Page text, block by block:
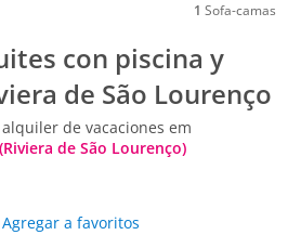
1 Sofa-camas
con piscina y
de São Lourenço
de vacaciones em
de São Lourenço)
Agregar a favoritos